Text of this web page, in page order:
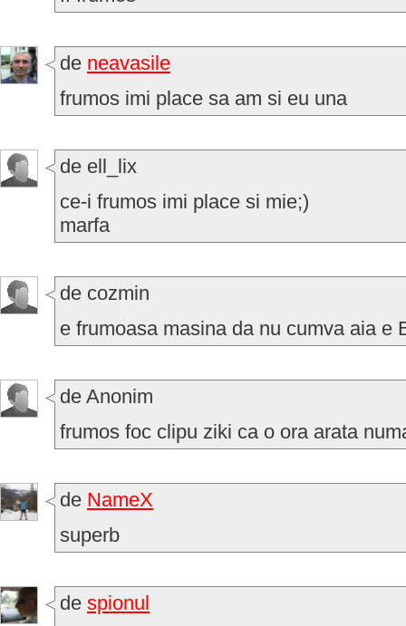
de neavasile
frumos imi place sa am si eu una
de ell_lix
ce-i frumos imi place si mie;)
marfa
de cozmin
e frumoasa masina da nu cumva aia e
de Anonim
frumos foc clipu ziki ca o ora arata
de NameX
superb
de spionul